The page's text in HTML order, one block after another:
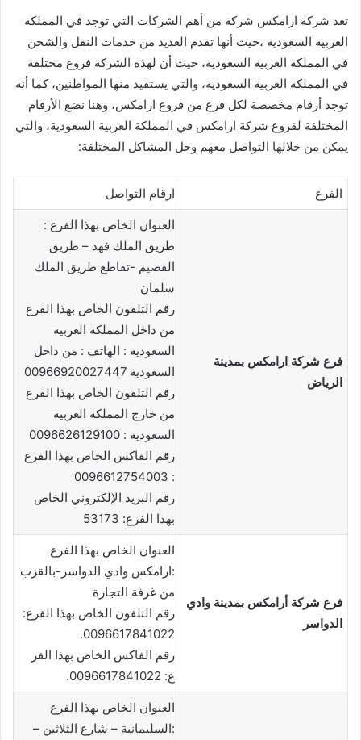
تعد شركة ارامكس شركة من أهم الشركات التي توجد في المملكة
العربية السعودية ،حيث أنها تقدم العديد من خدمات النقل والشحن
في المملكة العربية السعودية، حيث أن لهذه الشركة فروع مختلفة
في المملكة العربية السعودية، والتي يستفيد منها المواطنين، كما أنه
توجد أرقام مخصصة لكل فرع من فروع ارامكس، وهنا نضع الأرقام
المختلفة لفروع شركة ارامكس في المملكة العربية السعودية، والتي
يمكن من خلالها التواصل معهم وحل المشاكل المختلفة:
الفرع ارقام التواصل
فرع شركة ارامكس بمدينة
الرياض
العنوان الخاص بهذا الفرع :
طريق الملك فهد – طريق
القصيم -تقاطع طريق الملك
سلمان
رقم التلفون الخاص بهذا الفرع
من داخل المملكة العربية
السعودية : الهاتف : من داخل
السعودية 00966920027447
رقم التلفون الخاص بهذا الفرع
من خارج المملكة العربية
السعودية : 0096626129100
رقم الفاكس الخاص بهذا الفرع
: 0096612754003
رقم البريد الإلكتروني الخاص
بهذا الفرع: 53173
فرع شركة أرامكس بمدينة وادي
الدواسر
العنوان الخاص بهذا الفرع
:ارامكس وادي الدواسر-بالقرب
من غرفة التجارة
رقم التلفون الخاص بهذا الفرع:
0096617841022.
رقم الفاكس الخاص بهذا الفر
ع: 0096617841022.
العنوان الخاص بهذا الفرع
:السليمانية – شارع الثلاثين –